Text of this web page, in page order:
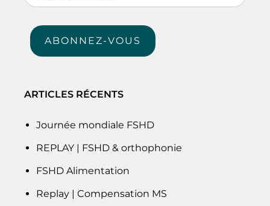
e-
mail
ABONNEZ-VOUS
ARTICLES RÉCENTS
Journée mondiale FSHD
REPLAY | FSHD & orthophonie
FSHD Alimentation
Replay | Compensation MS